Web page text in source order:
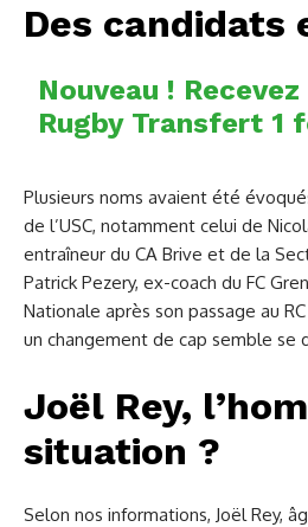
Des candidats
Nouveau !
Rugby Transfert 1
Plusieurs noms avaient été
de l’USC, notamment celui de
entraîneur du CA Brive et de la
Patrick Pezery, ex-coach du FC
Nationale après son passage au
un changement de cap semble se
Joël Rey,
situation ?
Selon nos informations, Joël Rey,